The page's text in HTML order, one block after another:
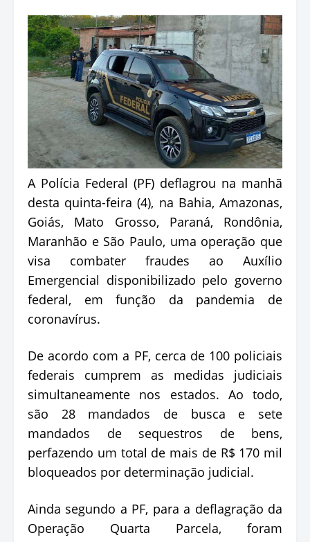
A Polícia Federal (PF) deflagrou na manhã
desta quinta-feira (4), na Bahia, Amazonas,
Goiás, Mato Grosso, Paraná, Rondônia,
Maranhão e São Paulo, uma operação que
visa combater fraudes ao Auxílio
Emergencial disponibilizado pelo governo
federal, em função da pandemia de
coronavírus.
De acordo com a PF, cerca de 100 policiais
federais cumprem as medidas judiciais
simultaneamente nos estados. Ao todo,
são 28 mandados de busca e sete
mandados de sequestros de bens,
perfazendo um total de mais de R$ 170 mil
bloqueados por determinação judicial.
Ainda segundo a PF, para a deflagração da
Operação Quarta Parcela, foram